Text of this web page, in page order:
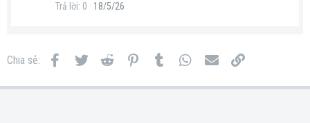
Trả lời 0 18/5/26
Chia sẻ: FacebookTwitter Reddit PinterestTumblr WhatsApp
Email